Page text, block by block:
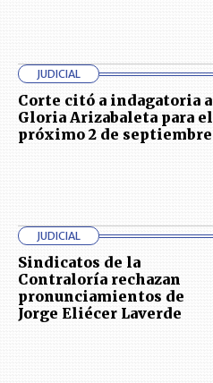
JUDICIAL
Corte citó a indagatoria a
Gloria Arizabaleta para el
próximo 2 de septiembre
JUDICIAL
Sindicatos de la
Contraloría rechazan
pronunciamientos de
Jorge Eliécer Laverde